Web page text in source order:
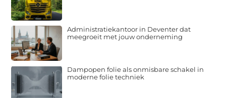
Administratiekantoor in Deventer dat
meegroeit met jouw onderneming
Dampopen folie als onmisbare schakel in
moderne folie techniek